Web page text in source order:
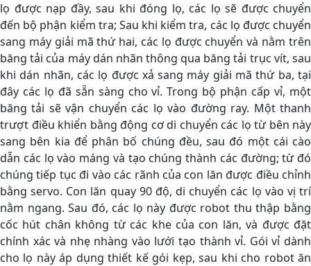
lọ được nạp đầy, sau khi đóng lọ, các lọ sẽ được chuyển
đến bộ phận kiểm tra; Sau khi kiểm tra, các lọ được chuyển
sang máy giải mã thứ hai, các lọ được chuyển và nằm trên
băng tải của máy dán nhãn thông qua băng tải trục vít, sau
khi dán nhãn, các lọ được xả sang máy giải mã thứ ba, tại
đây các lọ đã sẵn sàng cho vỉ. Trong bộ phận cấp vỉ, một
băng tải sẽ vận chuyển các lọ vào đường ray. Một thanh
trượt điều khiển bằng động cơ di chuyển các lọ từ bên này
sang bên kia để phân bố chúng đều, sau đó một cái cào
dẫn các lọ vào máng và tạo chúng thành các đường; từ đó
chúng tiếp tục đi vào các rãnh của con lăn được điều chỉnh
bằng servo. Con lăn quay 90 độ, di chuyển các lọ vào vị trí
nằm ngang. Sau đó, các lọ này được robot thu thập bằng
cốc hút chân không từ các khe của con lăn, và được đặt
chính xác và nhẹ nhàng vào lưới tạo thành vỉ. Gói vỉ dành
cho lọ này áp dụng thiết kế gói kẹp, sau khi cho robot ăn